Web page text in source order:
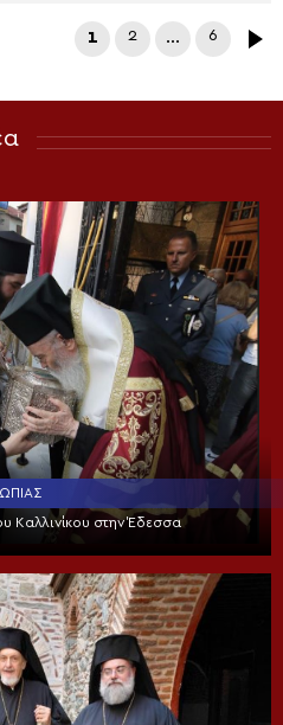
1 2 … 6
Καλλινίκου στην Έδεσσα